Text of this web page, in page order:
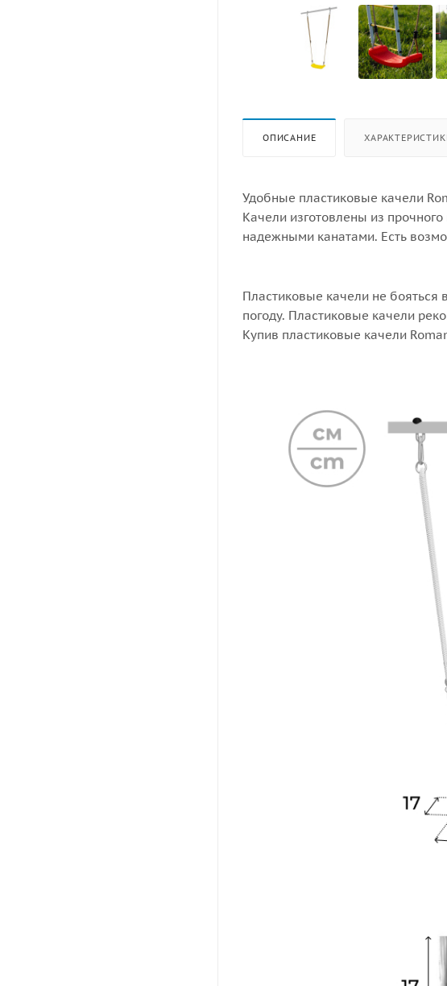
ОПИСАНИЕ
Удобные пластиковые качели
Качели изготовлены из
надежными канатами. Есть
Пластиковые качели не
погоду. Пластиковые качели
Купив пластиковые качели